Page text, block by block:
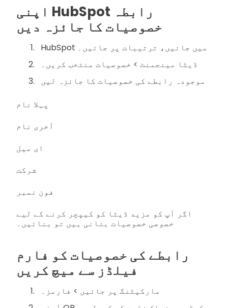
اپنی HubSpot رابطہ
خصوصیات کا جائزہ دیں
HubSpot میں جائیں، ترتیبات پر جائیں۔
ڈیٹا مینجمنٹ > خصوصیات منتخب کریں۔
موجودہ رابطے کی خصوصیات کا جائزہ لیں
پہلا نام
آخری نام
ای میل
شرکت
فون نمبر
اگر آپ کو مزید ڈیٹا کو کیپچر کرنے کے لیے
خصوصی خصوصیات بنانی ہیں تو بنائیں۔
رابطے کی خصوصیات کو فارم
فیلڈز سے میچ کریں
مارکیٹنگ پر جائیں > فارمز۔